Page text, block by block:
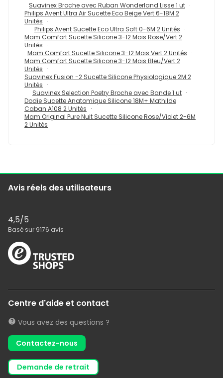
Suavinex Broche avec Ruban Wonderland Lisse 1 ut
Philips Avent Ultra Air Sucette Eco Beige Vert 6-18M 2
Unités
Philips Avent Sucette Eco Ultra Soft 0-6M 2 Unités
Mam Comfort Sucette Silicone 3-12 Mois Rose/Vert 2
Unités
Mam Comfort Sucette Silicone 3-12 Mois Vert 2 Unités
Mam Comfort Sucette Silicone 3-12 Mois Bleu/Vert 2
Unités
Suavinex Fusion -2 Sucette Silicone Physiologique 2M 2
Unités
Suavinex Selection Poetry Broche avec Bande 1 ut
Dodie Sucette Anatomique Silicone 18M+ Mathilde
Caban A108 2 Unités
Mam Original Pure Nuit Sucette Silicone Rose/Violet 2-6M
2 Unités
Avis réels des utilisateurs
4,5/5
Basé sur 9176 avis
Centre d'aide et contact
Vous avez des questions ?
Contactez-nous
demande de retrait